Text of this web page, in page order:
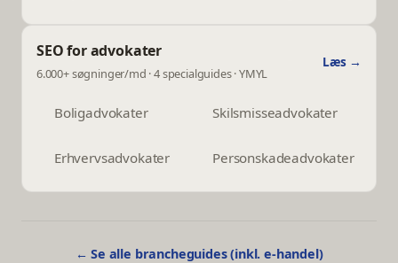
SEO for advokater
6.000+ søgninger/md · 4 specialguides · YMYL
Læs →
Boligadvokater Skilsmisseadvokater
Erhvervsadvokater Personskadeadvokater
← Se alle brancheguides (inkl. e-handel)